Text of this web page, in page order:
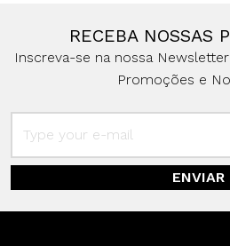
RECEBA NOSSAS
Inscreva-se na nossa
Promoções e
ENVIAR